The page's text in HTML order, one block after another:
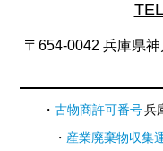
〒654-0042 兵庫県
古物商許可番号兵
産業廃棄物収集